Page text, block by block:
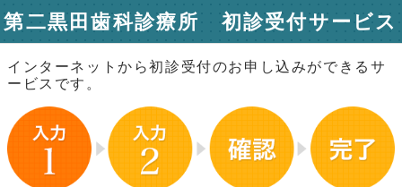
第二黒田歯科診療所 初診受付サービス
インターネットから初診受付のお申し込みができるサ
ービスです。